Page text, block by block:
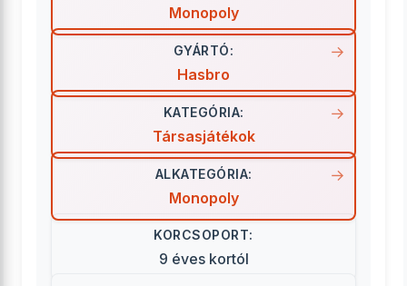
Monopoly
GYÁRTÓ:
Hasbro
KATEGÓRIA:
Társasjátékok
ALKATEGÓRIA:
Monopoly
KORCSOPORT:
9 éves kortól